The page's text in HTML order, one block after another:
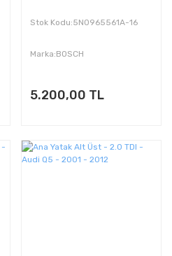
Stok Kodu:5N0965561A-16
Marka:BOSCH
5.200,00 TL